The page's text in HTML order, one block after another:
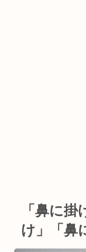
「鼻に
け」「鼻